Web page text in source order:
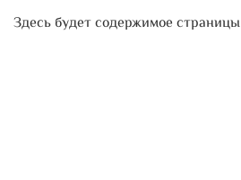
Здесь будет содержимое страницы